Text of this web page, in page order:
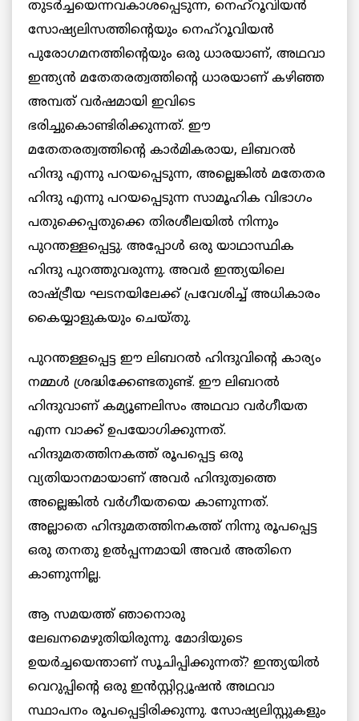
തുടർച്ചയെന്നവകാശപ്പെടുന്ന, നെഹ്‌റൂവിയൻ
സോഷ്യലിസത്തിന്റെയും നെഹ്‌റൂവിയൻ
പുരോഗമനത്തിന്റെയും ഒരു ധാരയാണ്, അഥവാ
ഇന്ത്യൻ മതേതരത്വത്തിന്റെ ധാരയാണ് കഴിഞ്ഞ
അമ്പത് വർഷമായി ഇവിടെ
ഭരിച്ചുകൊണ്ടിരിക്കുന്നത്. ഈ
മതേതരത്വത്തിന്റെ കാർമികരായ, ലിബറൽ
ഹിന്ദു എന്നു പറയപ്പെടുന്ന, അല്ലെങ്കിൽ മതേതര
ഹിന്ദു എന്നു പറയപ്പെടുന്ന സാമൂഹിക വിഭാഗം
പതുക്കെപ്പതുക്കെ തിരശീലയിൽ നിന്നും
പുറന്തള്ളപ്പെട്ടു. അപ്പോൾ ഒരു യാഥാസ്ഥിക
ഹിന്ദു പുറത്തുവരുന്നു. അവർ ഇന്ത്യയിലെ
രാഷ്ട്രീയ ഘടനയിലേക്ക് പ്രവേശിച്ച് അധികാരം
കൈയ്യാളുകയും ചെയ്തു.
പുറന്തള്ളപ്പെട്ട ഈ ലിബറൽ ഹിന്ദുവിന്റെ കാര്യം
നമ്മൾ ശ്രദ്ധിക്കേണ്ടതുണ്ട്. ഈ ലിബറൽ
ഹിന്ദുവാണ് കമ്യൂണലിസം അഥവാ വർഗീയത
എന്ന വാക്ക് ഉപയോഗിക്കുന്നത്.
ഹിന്ദുമതത്തിനകത്ത് രൂപപ്പെട്ട ഒരു
വ്യതിയാനമായാണ് അവർ ഹിന്ദുത്വത്തെ
അല്ലെങ്കിൽ വർഗീയതയെ കാണുന്നത്.
അല്ലാതെ ഹിന്ദുമതത്തിനകത്ത് നിന്നു രൂപപ്പെട്ട
ഒരു തനതു ഉല്‍പ്പന്നമായി അവർ അതിനെ
കാണുന്നില്ല.
ആ സമയത്ത് ഞാനൊരു
ലേഖനമെഴുതിയിരുന്നു. മോദിയുടെ
ഉയർച്ചയെന്താണ് സൂചിപ്പിക്കുന്നത്? ഇന്ത്യയിൽ
വെറുപ്പിന്റെ ഒരു ഇൻസ്റ്റിറ്റ്യൂഷന്‍ അഥവാ
സ്ഥാപനം രൂപപ്പെട്ടിരിക്കുന്നു. സോഷ്യലിസ്റ്റുകളും